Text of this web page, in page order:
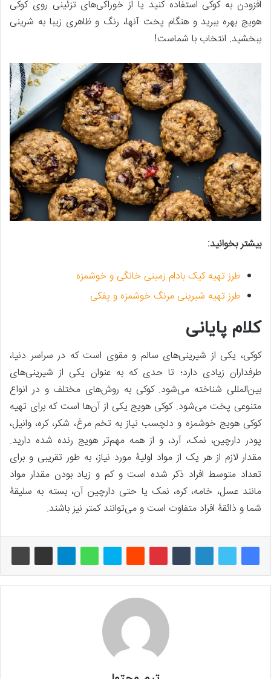
افزودن به کوکی استفاده کنید یا از خوراکی‌های تزئینی روی کوکی
هویج بهره ببرید و هنگام پخت آنها، رنگ و ظاهری زیبا به شرینی‌
ببخشید. انتخاب با شماست!
بیشتر بخوانید:
طرز تهیه کیک بادام زمینی خانگی و خوشمزه
طرز تهیه شیرینی مرنگ خوشمزه و پفکی
کلام پایانی
کوکی، یکی از شیرینی‌های سالم و مقوی است که در سراسر دنیا،
طرفداران زیادی دارد؛ تا حدی که به عنوان یکی از شیرینی‌های
بین‌المللی شناخته می‌شود. کوکی به روش‌های مختلف و در انواع
متنوعی پخت می‌شود. کوکی هویج یکی از آن‌ها است که برای تهیه
کوکی هویج خوشمزه و دلچسب نیاز به تخم مرغ، شکر، کره، وانیل،
پودر دارچین، نمک، آرد، و از همه مهم‌تر هویج رنده شده دارید.
مقدار لازم از هر یک از مواد اولیۀ مورد نیاز، به طور تقریبی و برای
تعداد متوسط افراد ذکر شده است و کم و زیاد بودن مقدار مواد
مانند عسل، خامه، کره، نمک یا حتی دارچین آن، بسته به سلیقۀ
شما و ذائقۀ افراد متفاوت است و می‌توانند کمتر نیز باشند.